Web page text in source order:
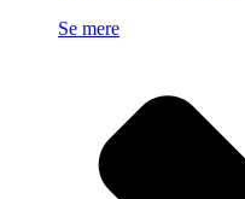
Se mere